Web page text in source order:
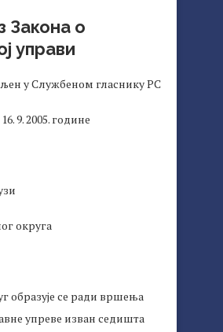
Закона о
управи
у Службеном гласнику РС
9. 2005. године
округа
образује се ради вршења
упреве изван седишта